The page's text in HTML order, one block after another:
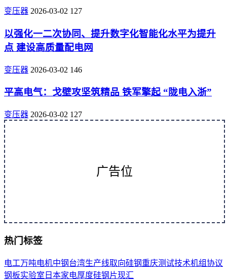
变压器 2026-03-02 127
以强化一二次协同、提升数字化智能化水平为提升
点 建设高质量配电网
变压器 2026-03-02 146
平高电气：戈壁攻坚筑精品 铁军擎起 “陇电入浙”
变压器 2026-03-02 127
广告位
热门标签
电工万吨电机中钢台湾生产线取向硅钢重庆测试技术机组协议
钢板实验室 日本家电厚度硅钢片现汇